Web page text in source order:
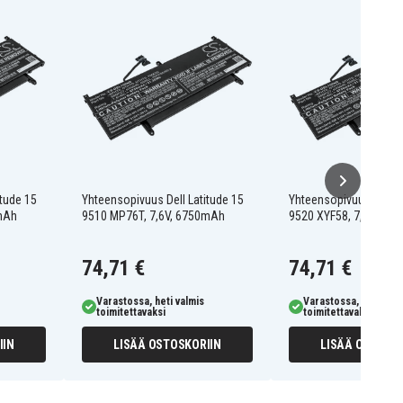
15
Yhteensopivuus Dell Latitude 15
9510 MP76T, 7,6V, 6750mAh
74,71 €
Varastossa, heti valmis
toimitettavaksi
LISÄÄ OSTOSKORIIN
Yhteensopivuus Dell
9520 XYF58, 7,6V,
74,71 €
Varastossa, heti
toimitettavaksi
LISÄÄ